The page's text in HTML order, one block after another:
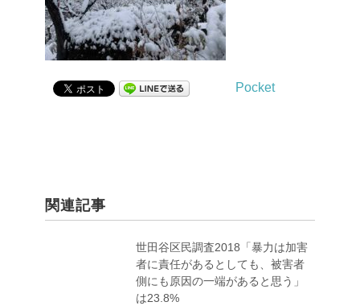
Pocket
関連記事
世田谷区民調査2018「暴力は加害
者に責任があるとしても、被害者
側にも原因の一端があると思う」
は23.8%